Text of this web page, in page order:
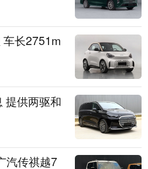
长2751m
提供两驱和
汽传祺越7